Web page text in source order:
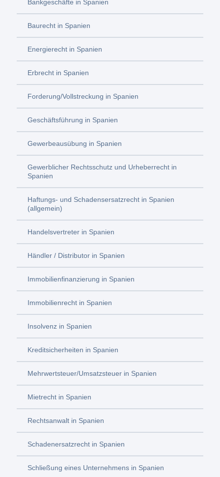
Bankgeschäfte in Spanien
Baurecht in Spanien
Energierecht in Spanien
Erbrecht in Spanien
Forderung/Vollstreckung in Spanien
Geschäftsführung in Spanien
Gewerbeausübung in Spanien
Gewerblicher Rechtsschutz und Urheberrecht in
Spanien
Haftungs- und Schadensersatzrecht in Spanien
(allgemein)
Handelsvertreter in Spanien
Händler / Distributor in Spanien
Immobilienfinanzierung in Spanien
Immobilienrecht in Spanien
Insolvenz in Spanien
Kreditsicherheiten in Spanien
Mehrwertsteuer/Umsatzsteuer in Spanien
Mietrecht in Spanien
Rechtsanwalt in Spanien
Schadenersatzrecht in Spanien
Schließung eines Unternehmens in Spanien